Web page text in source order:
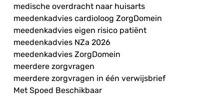
medische overdracht naar huisarts
meedenkadvies cardioloog ZorgDomein
meedenkadvies eigen risico patiënt
meedenkadvies NZa 2026
meedenkadvies ZorgDomein
meerdere zorgvragen
meerdere zorgvragen in één verwijsbrief
Met Spoed Beschikbaar